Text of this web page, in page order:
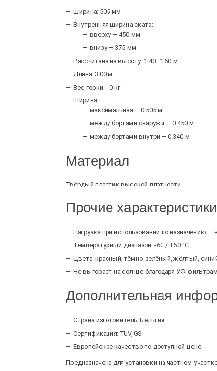
Ширина: 505 мм
Внутренняя ширина ската:
вверху — 450 мм
внизу — 375 мм
Рассчитана на высоту: 1.40–1.60 м
Длина: 3.00 м
Вес горки: 10 кг
Ширина:
максимальная — 0.505 м
между бортами снаружи — 0.450 м
между бортами внутри — 0.340 м
Материал
Твёрдый пластик высокой плотности.
Прочие
Нагрузка при использовании по назначению —
Температурный диапазон: -60 / +60 °C
Цвета: красный, тёмно-зелёный, жёлтый,
Не выгорает на солнце благодаря УФ-фильтрам
Дополнительная
Страна изготовитель: Бельгия
Сертификация: TUV, GS
Европейское качество по доступной цене
Предназначена для установки на частном